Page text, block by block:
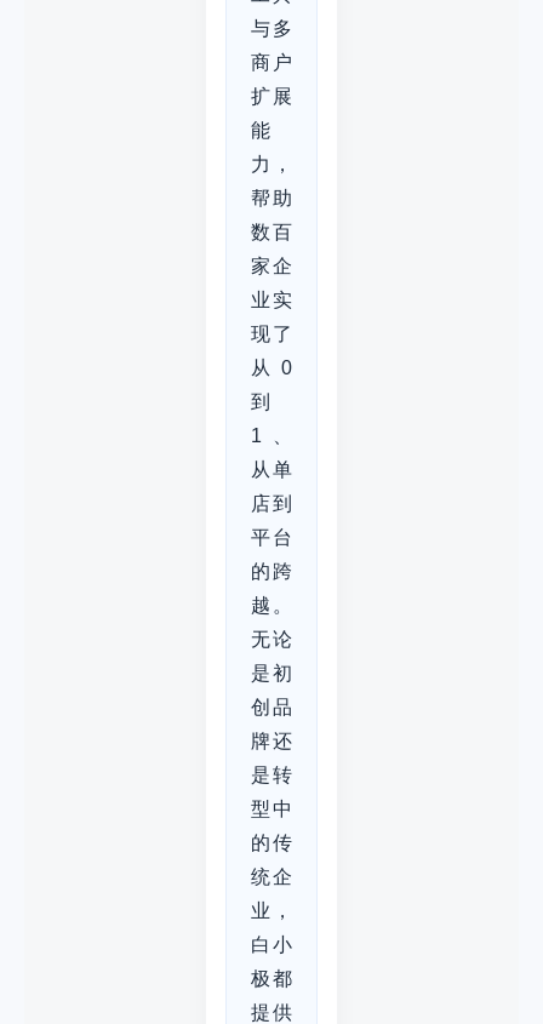
与多
商户
扩展
能
力，
帮助
数百
家企
业实
现了
从0
到
1、
从单
店到
平台
的跨
越。
无论
是初
创品
牌还
是转
型中
的传
统企
业，
白小
极都
提供